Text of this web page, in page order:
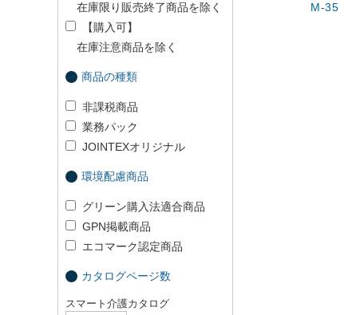
在庫限り販売終了商品を除く
【購入可】
在庫注意商品を除く
商品の種類
非課税商品
業務パック
JOINTEXオリジナル
環境配慮商品
グリーン購入法適合商品
GPN掲載商品
エコマーク認定商品
カタログページ数
スマート介護カタログ
M-35